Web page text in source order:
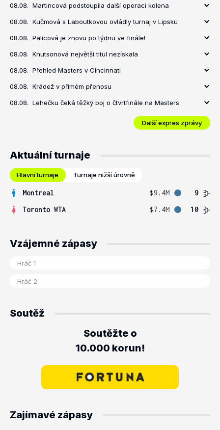
08.08. Martincová podstoupila další operaci kolena
08.08. Kučmová s Laboutkovou ovládly turnaj v Lipsku
08.08. Palicová je znovu po týdnu ve finále!
08.08. Knutsonová největší titul nezískala
08.08. Přehled Masters v Cincinnati
08.08. Krádež v přímém přenosu
08.08. Lehečku čeká těžký boj o čtvrtfinále na Masters
Další expres zprávy
Aktuální turnaje
Hlavní turnaje Turnaje nižší úrovně
Montreal $9.4M
9
Toronto WTA
$7.4M 10
Vzájemné zápasy
Soutěž
Soutěžte o
10.000 korun!
Zajímavé zápasy